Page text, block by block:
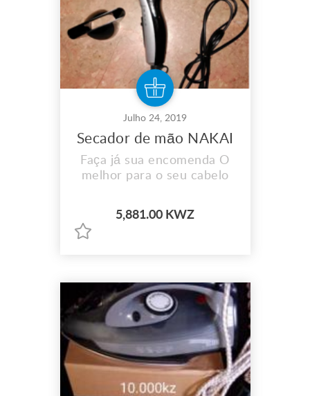
Julho 24, 2019
Secador de mão NAKAI
Faça já sua encomenda O
melhor para o seu cabelo
5,881.00 KWZ